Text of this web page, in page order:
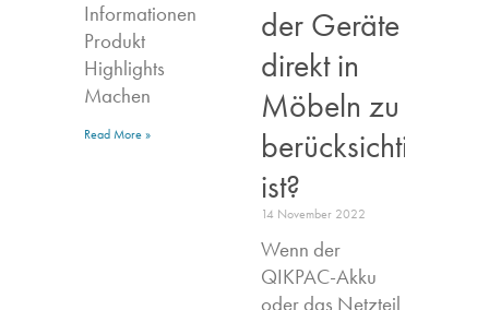
Informationen
Produkt
Highlights​
Machen
Read More »
der Geräte
direkt in
Möbeln zu
berücksichtigen
ist?
14 November 2022
Wenn der
QIKPAC-Akku
oder das Netzteil